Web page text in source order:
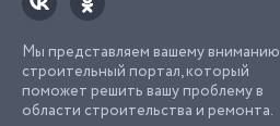
Мы представляем вашему вниманию
строительный портал, который
поможет решить вашу проблему в
области строительства и ремонта.